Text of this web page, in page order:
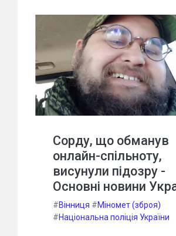
Сорду, що обманув
онлайн-спільноту,
висунули підозру -
Основні новини
#Вінниця #Міномет (зброя)
#Національна поліція України